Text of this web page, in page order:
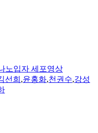
노입자 세포영상
선희 ,윤홍화,천권수,강성